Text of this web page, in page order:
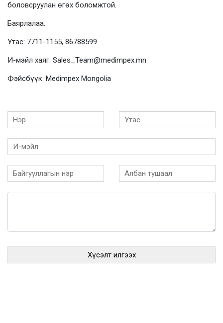
боловсруулан өгөх боломжтой.
Баярлалаа.
Утас: 7711-1155, 86788599
И-мэйл хаяг: Sales_Team@medimpex.mn
Фэйсбүүк: Medimpex Mongolia